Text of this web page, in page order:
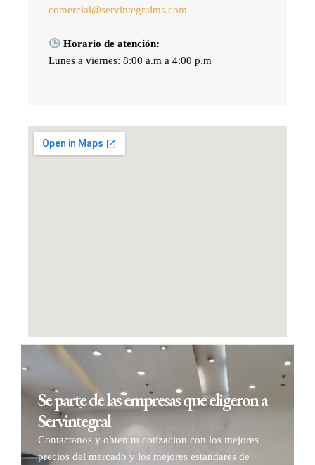
comercial@servintegralms.com
Horario de atención:
Lunes a viernes: 8:00 a.m a 4:00 p.m
Se parte de las empresas que eligeron a
Servintegral
Contactanos y obten tu cotizacion con los mejores
precios del mercado y los mejores estandares de